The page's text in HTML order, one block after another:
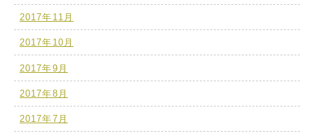
2017年11月
2017年10月
2017年9月
2017年8月
2017年7月